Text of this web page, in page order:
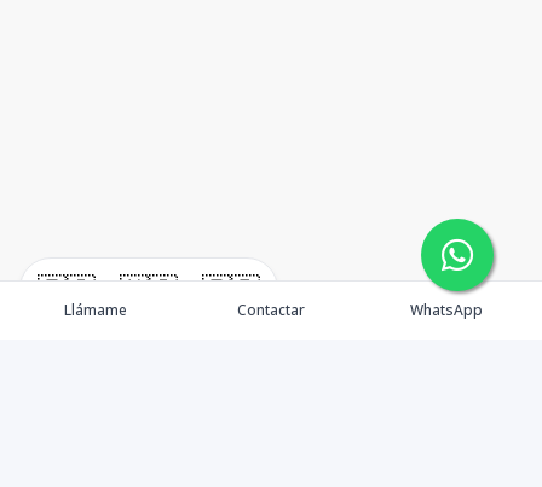
🇪🇸 🇺🇸 🇫🇷
Llámame Contactar WhatsApp